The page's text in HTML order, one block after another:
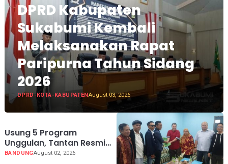
DPRD Kabupaten
Sukabumi Kembali
Melaksanakan Rapat
Paripurna Tahun Sidang
2026
DPRD-KOTA-KABUPATEN August 03, 2026
Usung 5 Program
Unggulan, Tantan Resmi
Mendaftar Calon Ketua
BANDUNGAugust 02, 2026